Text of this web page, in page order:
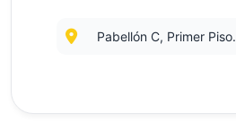
Pabellón C, Primer Piso.